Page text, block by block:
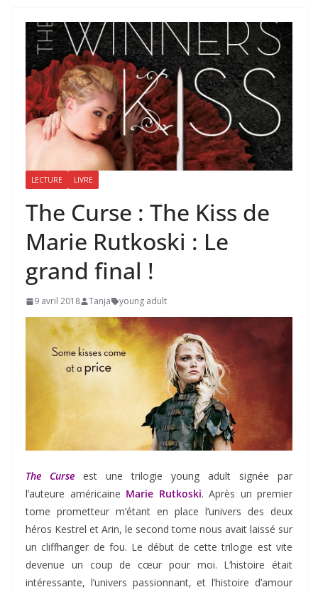
LECTURE LIVRE
The Curse : The Kiss de
Marie Rutkoski : Le
grand final !
9 avril 2018 Tanja young adult
The Curse est une trilogie young adult signée par
l’auteure américaine Marie Rutkoski. Après un premier
tome prometteur m’étant en place l’univers des deux
héros Kestrel et Arin, le second tome nous avait laissé sur
un cliffhanger de fou. Le début de cette trilogie est vite
devenue un coup de cœur pour moi. L’histoire était
intéressante, l’univers passionnant, et l’histoire d’amour